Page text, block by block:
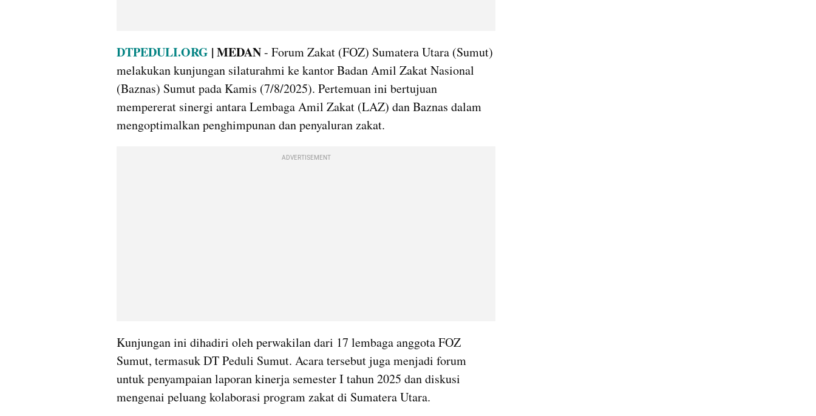
DTPEDULI.ORG | MEDAN - Forum Zakat (FOZ) Sumatera Utara (Sumut)
melakukan kunjungan silaturahmi ke kantor Badan Amil Zakat Nasional
(Baznas) Sumut pada Kamis (7/8/2025). Pertemuan ini bertujuan
mempererat sinergi antara Lembaga Amil Zakat (LAZ) dan Baznas dalam
mengoptimalkan penghimpunan dan penyaluran zakat.
ADVERTISEMENT
Kunjungan ini dihadiri oleh perwakilan dari 17 lembaga anggota FOZ
Sumut, termasuk DT Peduli Sumut. Acara tersebut juga menjadi forum
untuk penyampaian laporan kinerja semester I tahun 2025 dan diskusi
mengenai peluang kolaborasi program zakat di Sumatera Utara.